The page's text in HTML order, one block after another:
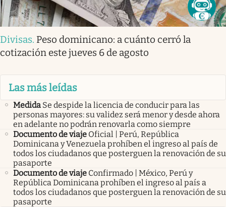
Divisas. Peso dominicano: a cuánto cerró la
cotización este jueves 6 de agosto
Las más leídas
Medida Se despide la licencia de conducir para las
personas mayores: su validez será menor y desde ahora
en adelante no podrán renovarla como siempre
Documento de viaje Oficial | Perú, República
Dominicana y Venezuela prohíben el ingreso al país de
todos los ciudadanos que posterguen la renovación de su
pasaporte
Documento de viaje Confirmado | México, Perú y
República Dominicana prohíben el ingreso al país a
todos los ciudadanos que posterguen la renovación de su
pasaporte